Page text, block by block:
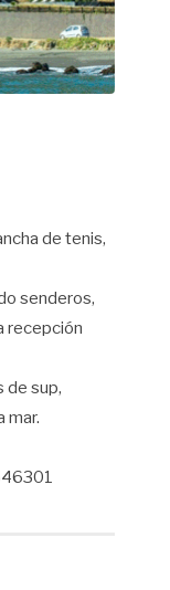
de tenis,
senderos,
recepción
de sup,
mar.